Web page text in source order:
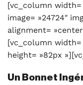
[vc_column width=
image= »24724″
alignment=
[vc_column width=
height= »82px
Un Bonnet